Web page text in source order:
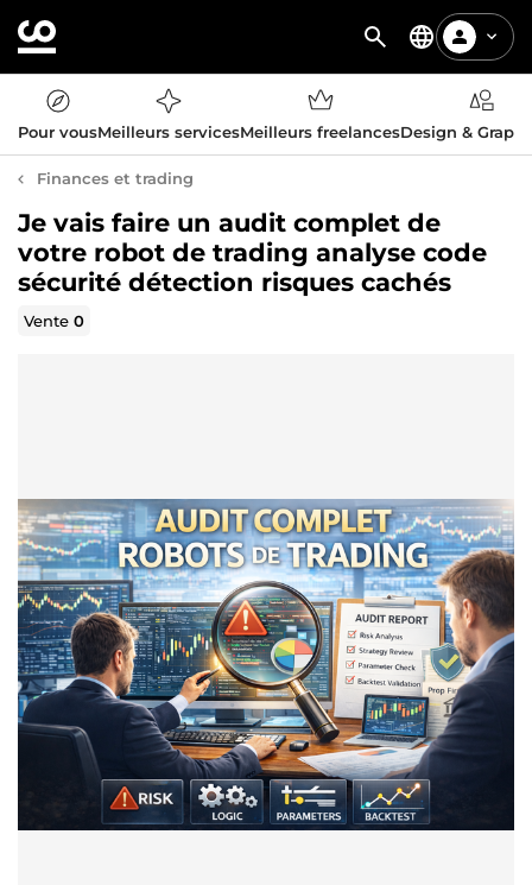
Pour vousMeilleurs servicesMeilleurs freelancesDesign &
Finances et trading
Je vais faire un audit complet de
votre robot de trading analyse code
sécurité détection risques cachés
Vente0